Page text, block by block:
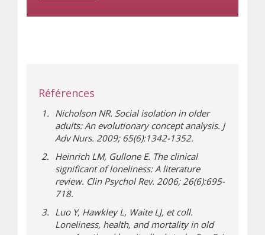
Références
Nicholson NR. Social isolation in older
adults: An evolutionary concept analysis. J
Adv Nurs. 2009; 65(6):1342-1352.
Heinrich LM, Gullone E. The clinical
significant of loneliness: A literature
review. Clin Psychol Rev. 2006; 26(6):695-
718.
Luo Y, Hawkley L, Waite LJ, et coll.
Loneliness, health, and mortality in old